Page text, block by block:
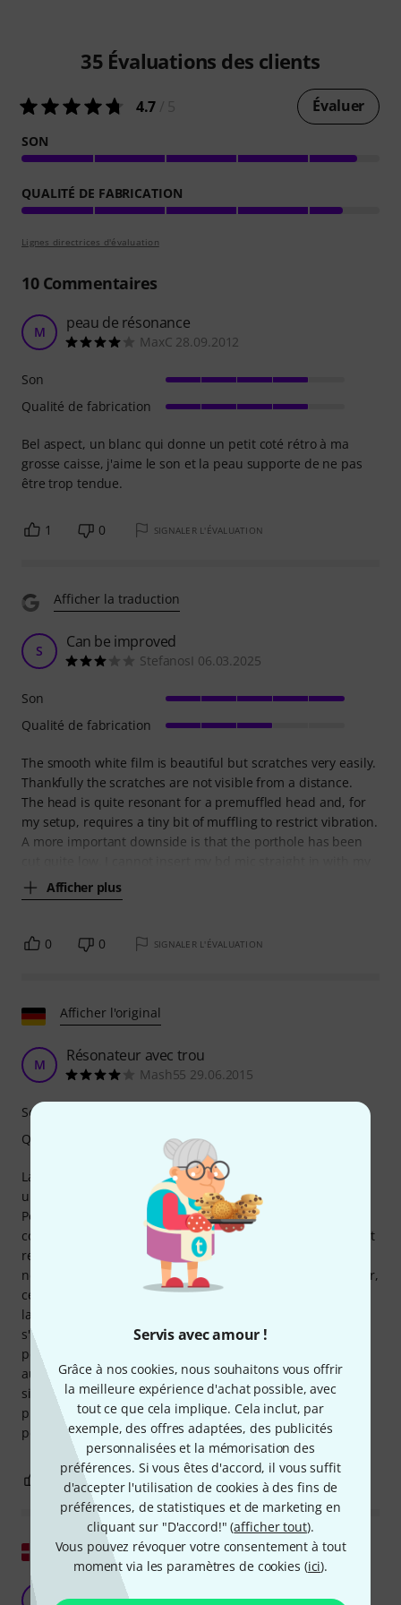
Servis avec amour !
Grâce à nos cookies, nous souhaitons vous offrir
la meilleure expérience d'achat possible, avec
tout ce que cela implique. Cela inclut, par
exemple, des offres adaptées, des publicités
personnalisées et la mémorisation des
préférences. Si vous êtes d'accord, il vous suffit
d'accepter l'utilisation de cookies à des fins de
préférences, de statistiques et de marketing en
cliquant sur "D'accord!" (afficher tout).
Vous pouvez révoquer votre consentement à tout
moment via les paramètres de cookies (ici).
35 Évaluations des clients
4.7 Évaluer
SON
QUALITÉ DE FABRICATION
Lignes directrices d'évaluation
10Commentaires
M peau de résonance
MaxC 28.09.2012
Bel aspect, un blanc qui donne un petit coté rétro à ma
grosse caisse, j'aime le son et la peau supporte de ne pas
être trop tendue.
Son
Qualité de fabrication
1 0 SIGNALER L'ÉVALUATION
Afficher la traduction
S Can be improved
StefanosI 06.03.2025
The smooth white film is beautiful but scratches very easily.
Thankfully the scratches are not visible from a distance.
The head is quite resonant for a premuffled head and, for
my setup, requires a tiny bit of muffling to restrict vibration.
A more important downside is that the porthole has been
Afficher plus
Son
Qualité de fabrication
0 0 SIGNALER L'ÉVALUATION
Afficher l'original
M Résonateur avec trou
Mash55 29.06.2015
La peau fonctionne bien comme peau de résonance, avec
un léger amortissement comparable à celui de la
Powerstroke III d'autres fabricants. Elle surpasse la
concurrence sur deux points : 1) l'orifice, même légèrement
renforcé sur le bord, est déjà parfaitement positionné et
net ; 2) la bague d'amortissement est invisible de l'extérieur,
ce que je préfère pour la peau de résonance. La qualité de
la peinture est inférieure à celle de la concurrence ; il ne
s'agit pas d'un véritable revêtement. Néanmoins, la
peinture s'écaille si l'on essaie d'enlever un vieux
autocollant d'un ancien groupe ou quelque chose de
similaire avec l'ongle. Il faut donc être extrêmement
prudent. Je n'ai jamais rencontré ce problème avec les
peaux Remo.
Son
Qualité de fabrication
SIGNALER L'ÉVALUATION
Afficher l'original
Cuir Evans d'une qualité exceptionnelle.